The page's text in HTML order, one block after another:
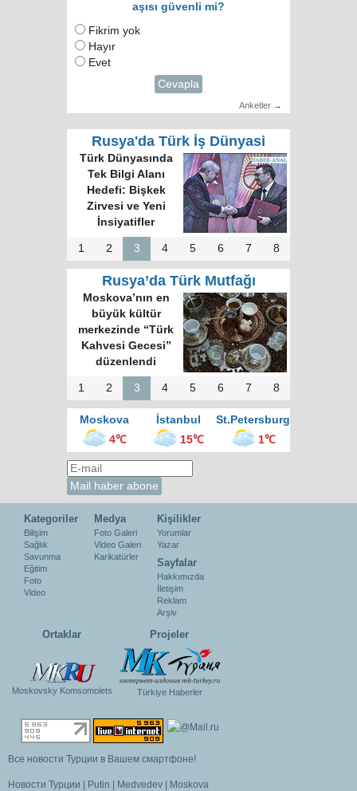
aşısı güvenli mi?
Fikrim yok
Hayır
Evet
Cevapla
Anketler →
Rusya'da Türk İş Dünyasi
Türk Dünyasında
Tek Bilgi Alanı
Hedefi: Bişkek
Zirvesi ve Yeni
İnsiyatifler
1 2 3 4 5 6 7 8
Rusya’da Türk Mutfağı
Moskova’nın en
büyük kültür
merkezinde “Türk
Kahvesi Gecesi”
düzenlendi
1 2 3 4 5 6 7 8
Moskova İstanbul
St.Petersburg
4℃
15℃ 1℃
Kategoriler
Bilişim
Sağlık
Savunma
Eğitim
Foto
Video
Medya
Foto Galeri
Video Galeri
Karikatürler
Kişilikler
Yorumlar
Yazar
Sayfalar
Hakkımızda
İletişim
Reklam
Arşiv
Ortaklar
Moskovsky Komsomolets
Projeler
Türkiye Haberler
Все новости Турции в Вашем смартфоне!
Новости Турции Putin Medvedev Moskova